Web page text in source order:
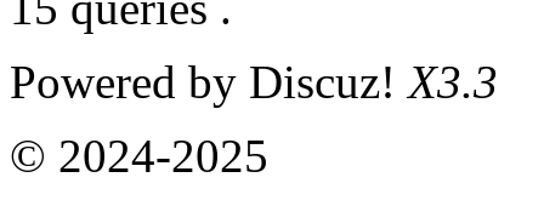
Powered by Discuz!X3.3
© 2024-2025